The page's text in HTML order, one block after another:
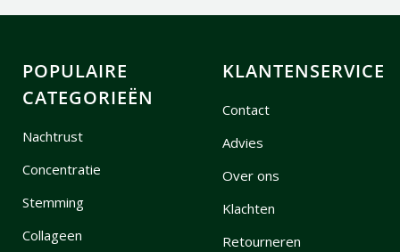
POPULAIRE
CATEGORIEËN
Nachtrust
Concentratie
Stemming
Collageen
KLANTENSERVICE
Contact
Advies
Over ons
Klachten
Retourneren